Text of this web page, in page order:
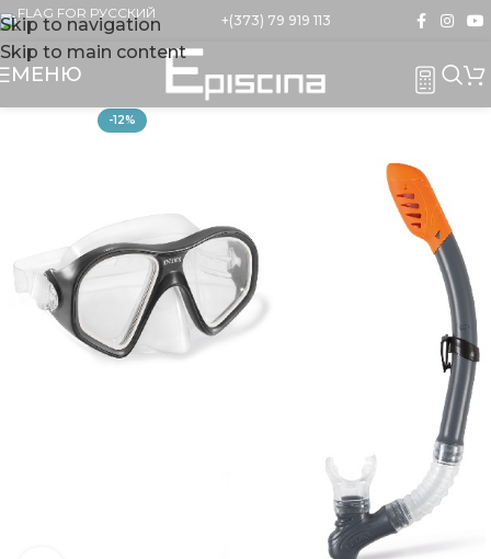
Skip to navigation
Skip to main content
+(373) 79 919 113
МЕНЮ
-12%